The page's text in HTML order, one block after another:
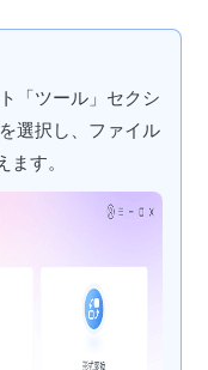
「ツール」セクシ
選択し、ファイル
す。